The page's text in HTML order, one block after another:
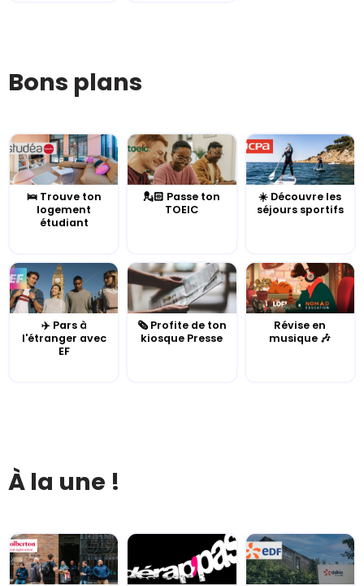
Bons plans
🛌 Trouve ton
logement
étudiant
💂🏻 Passe ton
TOEIC
☀️ Découvre les
séjours sportifs
✈️ Pars à
l'étranger avec
EF
🗞️ Profite de ton
kiosque Presse
Révise en
musique 🎶
À la une !